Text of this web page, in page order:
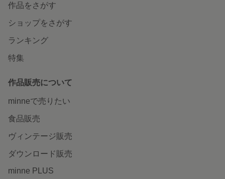
作品をさがす
ショップをさがす
ランキング
特集
作品販売について
minneで売りたい
食品販売
ヴィンテージ販売
ダウンロード販売
minne PLUS